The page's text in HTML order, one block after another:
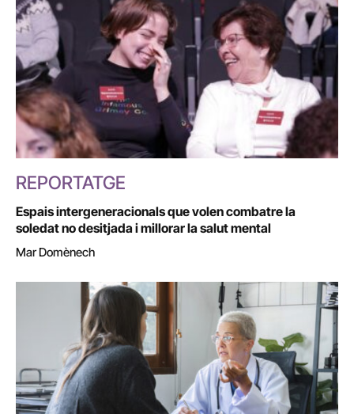
REPORTATGE
Espais intergeneracionals que volen combatre la
soledat no desitjada i millorar la salut mental
Mar Domènech